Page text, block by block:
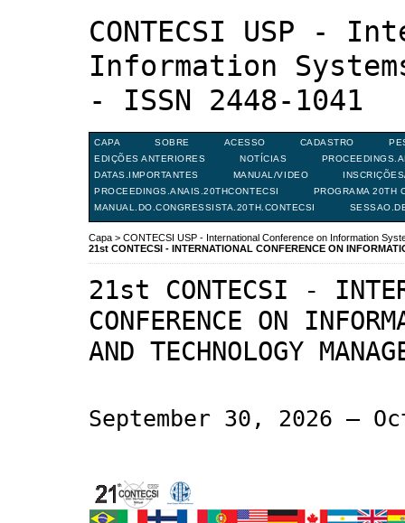
CONTECSI USP -
Information
- ISSN 2448-1041
CAPA SOBRE ACESSO CADASTRO
EDIÇÕES ANTERIORES
NOTÍCIAS
DATAS.IMPORTANTES
MANUAL/VIDEO
PROCEEDINGS.ANAIS.20THCONTECSI
PROGRAMA 20TH
MANUAL.DO.CONGRESSISTA.20TH.CONTECSI
Capa > CONTECSI USP - International Conference on Information
21st CONTECSI - INTERNATIONAL CONFERENCE ON
21st CONTECSI -
CONFERENCE ON
AND TECHNOLOGY
September 30, 2026 –